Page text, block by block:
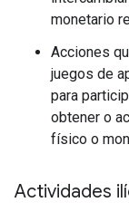
monetario
Acciones
juegos de
para
obtener o
físico o
Actividades